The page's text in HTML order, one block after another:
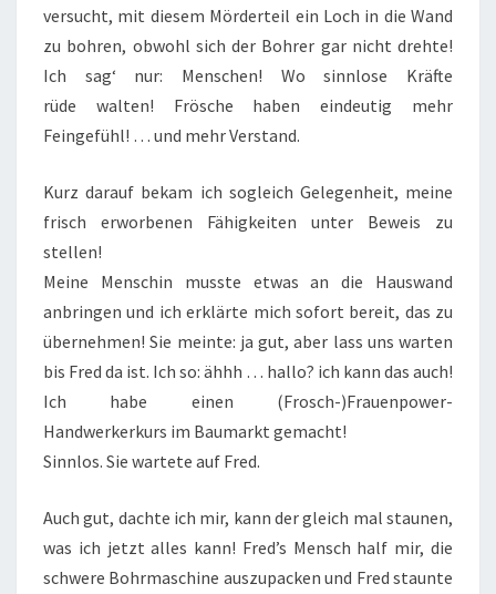
versucht, mit diesem Mörderteil ein Loch in die Wand
zu bohren, obwohl sich der Bohrer gar nicht drehte!
Ich sag‘ nur: Menschen! Wo sinnlose Kräfte
rüde walten! Frösche haben eindeutig mehr
Feingefühl! … und mehr Verstand.
Kurz darauf bekam ich sogleich Gelegenheit, meine
frisch erworbenen Fähigkeiten unter Beweis zu
stellen!
Meine Menschin musste etwas an die Hauswand
anbringen und ich erklärte mich sofort bereit, das zu
übernehmen! Sie meinte: ja gut, aber lass uns warten
bis Fred da ist. Ich so: ähhh … hallo? ich kann das auch!
Ich habe einen (Frosch-)Frauenpower-
Handwerkerkurs im Baumarkt gemacht!
Sinnlos. Sie wartete auf Fred.
Auch gut, dachte ich mir, kann der gleich mal staunen,
was ich jetzt alles kann! Fred’s Mensch half mir, die
schwere Bohrmaschine auszupacken und Fred staunte